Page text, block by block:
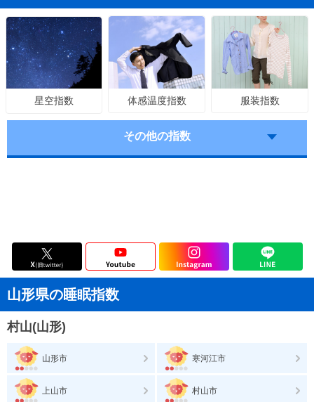
星空指数 体感温度指数 服装指数
その他の指数
山形県の睡眠指数
村山(山形)
山形市 寒河江市
上山市 村山市